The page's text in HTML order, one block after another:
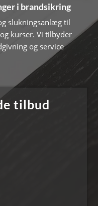
i brandsikring
slukningsanlæg til
kurser. Vi tilbyder
og service
tilbud